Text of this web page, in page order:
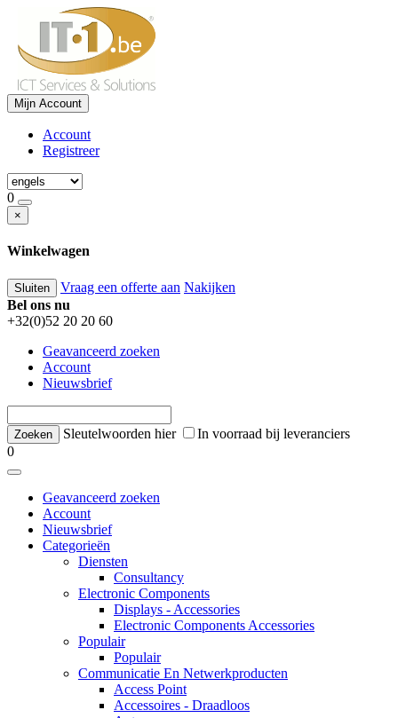
Mijn Account
Account
Registreer
0
×
Winkelwagen
Sluiten Vraag een offerte aan Nakijken
Bel ons nu
+32(0)52 20 20 60
Geavanceerd zoeken
Account
Nieuwsbrief
Sleutelwoorden hier
In voorraad bij leveranciers
0
Geavanceerd zoeken
Account
Nieuwsbrief
Categorieën
Diensten
Consultancy
Electronic Components
Displays - Accessories
Electronic Components Accessories
Populair
Populair
Communicatie En Netwerkproducten
Access Point
Accessoires - Draadloos